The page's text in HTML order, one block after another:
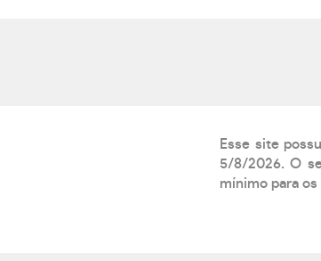
Esse site
5/8/2026. O
mínimo para